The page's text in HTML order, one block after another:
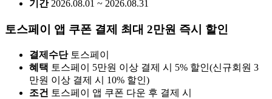
기간 2026.08.01 ~ 2026.08.31
토스페이 앱 쿠폰 결제 최대 2만원 즉시 할인
결제수단 토스페이
혜택 토스페이 5만원 이상 결제 시 5% 할인(신규회원 3
만원 이상 결제 시 10% 할인)
조건 토스페이 앱 쿠폰 다운 후 결제 시